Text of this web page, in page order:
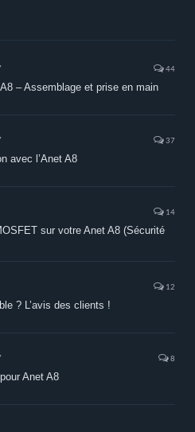
44
– Assemblage et prise en main
37
avec l’Anet A8
14
sur votre Anet A8 (Sécurité
12
? L’avis des clients !
8
Anet A8